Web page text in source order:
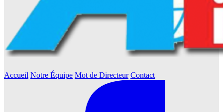
Accueil Notre Équipe Mot de Directeur Contact